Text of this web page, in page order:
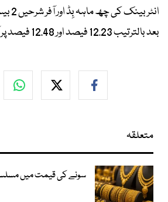
بعد بالترتیب 12.23 فیصد اور 12.48 فیصد پر آگئیں۔
متعلقہ
سونے کی قیمت میں